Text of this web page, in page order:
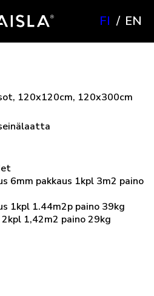
FI EN
120x120cm, 120x300cm
6mm pakkaus 1kpl 3m2 paino
1kpl 1.44m2p paino 39kg
1,42m2 paino 29kg